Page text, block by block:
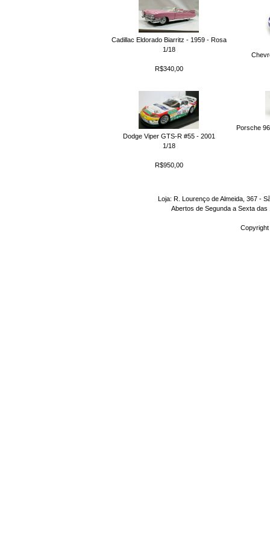
Cadillac Eldorado Biarritz - 1959 - Rosa
1/18
R$340,00
Dodge Viper GTS-R #55 - 2001
1/18
R$950,00
Porsche
Loja: R. Lourenço de Almeida, 367 -
Abertos de Segunda a Sexta